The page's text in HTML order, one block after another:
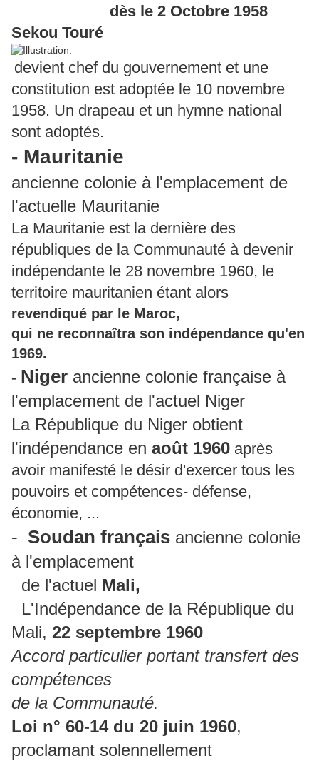
dès le 2 Octobre 1958
Sekou Touré
devient chef du gouvernement et une
constitution est adoptée le 10 novembre
1958. Un drapeau et un hymne national
sont adoptés.
- Mauritanie
ancienne colonie à l'emplacement de
l'actuelle Mauritanie
La Mauritanie est la dernière des
républiques de la Communauté à devenir
indépendante le 28 novembre 1960, le
territoire mauritanien étant alors
revendiqué par le Maroc,
qui ne reconnaîtra son indépendance qu'en
1969.
- Niger ancienne colonie française à
l'emplacement de l'actuel Niger
La République du Niger obtient
l'indépendance en août 1960 après
avoir manifesté le désir d'exercer tous les
pouvoirs et compétences- défense,
économie, ...
- Soudan français ancienne colonie
à l'emplacement
de l'actuel Mali,
L'Indépendance de la République du
Mali, 22 septembre 1960
Accord particulier portant transfert des
compétences
de la Communauté.
Loi n° 60-14 du 20 juin 1960,
proclamant solennellement